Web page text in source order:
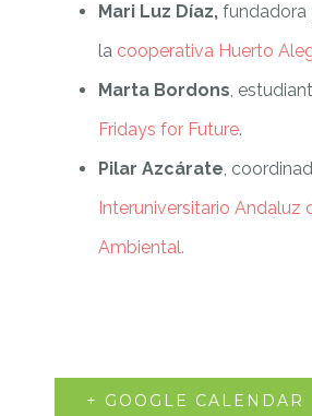
Mari Luz Díaz, fundadora
la cooperativa Huerto
Marta Bordons,
Fridays for Future.
Pilar Azcárate,
Interuniversitario Andaluz
Ambiental.
+ GOOGLE CALENDAR